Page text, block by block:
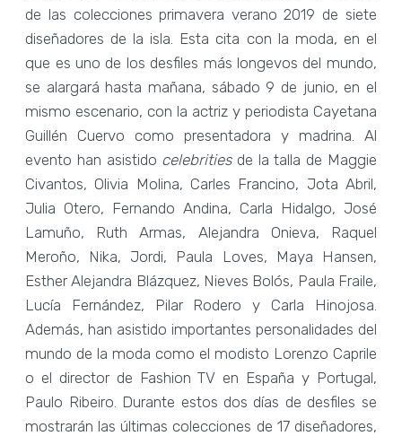
de las colecciones primavera verano 2019 de siete
diseñadores de la isla. Esta cita con la moda, en el
que es uno de los desfiles más longevos del mundo,
se alargará hasta mañana, sábado 9 de junio, en el
mismo escenario, con la actriz y periodista Cayetana
Guillén Cuervo como presentadora y madrina. Al
evento han asistido celebritiesde la talla de Maggie
Civantos, Olivia Molina, Carles Francino, Jota Abril,
Julia Otero, Fernando Andina, Carla Hidalgo, José
Lamuño, Ruth Armas, Alejandra Onieva, Raquel
Meroño, Nika, Jordi, Paula Loves, Maya Hansen,
Esther Alejandra Blázquez, Nieves Bolós, Paula Fraile,
Lucía Fernández, Pilar Rodero y Carla Hinojosa.
Además, han asistido importantes personalidades del
mundo de la moda como el modisto Lorenzo Caprile
o el director de Fashion TV en España y Portugal,
Paulo Ribeiro. Durante estos dos días de desfiles se
mostrarán las últimas colecciones de 17 diseñadores,